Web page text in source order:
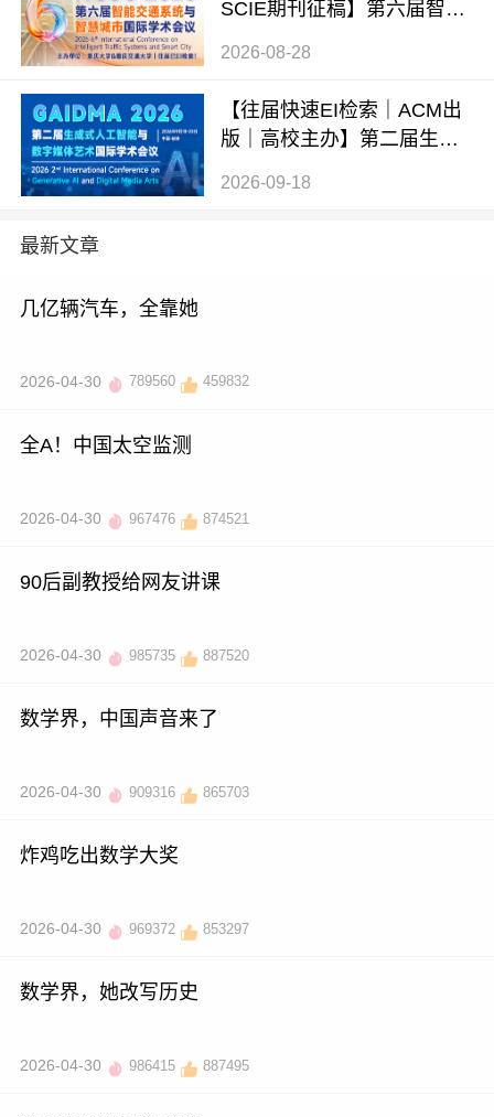
SCIE期刊征稿】第六届智能
2026-08-28
【往届快速EI检索｜ACM出
版｜高校主办】第二届生成
2026-09-18
最新文章
几亿辆汽车，全靠她
2026-04-30 789560 459832
全A！中国太空监测
2026-04-30 967476 874521
90后副教授给网友讲课
2026-04-30 985735 887520
数学界，中国声音来了
2026-04-30 909316 865703
炸鸡吃出数学大奖
2026-04-30 969372 853297
数学界，她改写历史
2026-04-30 986415 887495